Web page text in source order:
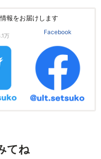
報をお届けします
万
Facebook
てね